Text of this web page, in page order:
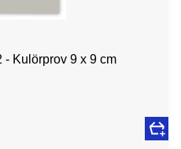
- Kulörprov 9 x 9 cm